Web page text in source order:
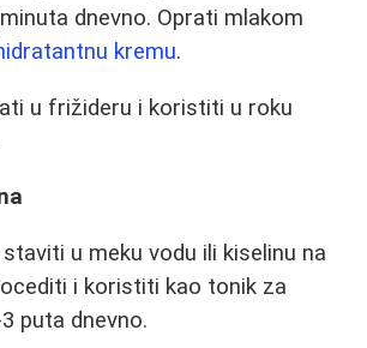
dnevno. Oprati mlakom
kremu.
u frižideru i koristiti u roku
u meku vodu ili kiselinu na
i koristiti kao tonik za
puta dnevno.